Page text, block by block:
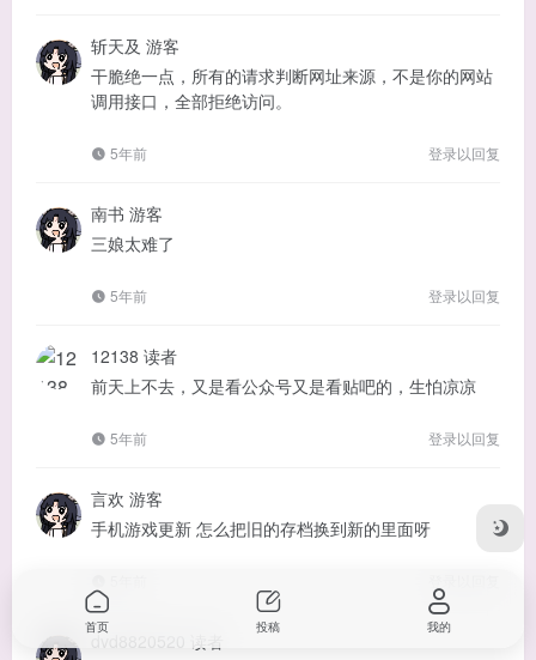
斩天及 游客
干脆绝一点，所有的请求判断网址来源，不是你的网站
调用接口，全部拒绝访问。
5年前 登录以回复
南书 游客
三娘太难了
5年前 登录以回复
12138 读者
前天上不去，又是看公众号又是看贴吧的，生怕凉凉
5年前 登录以回复
言欢 游客
手机游戏更新 怎么把旧的存档换到新的里面呀
dvd8820520
首页 投稿 我的